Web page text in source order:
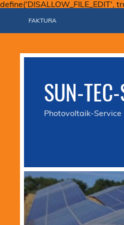
define('DISALLOW_FILE_EDIT',
FAKTURA
SUN-
Photovoltaik-Service